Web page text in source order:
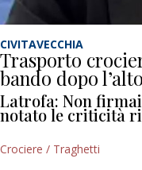
CIVITAVECCHIA
Trasporto
bando dopo
Latrofa: Non firmai
notato le criticità
Crociere / Traghetti